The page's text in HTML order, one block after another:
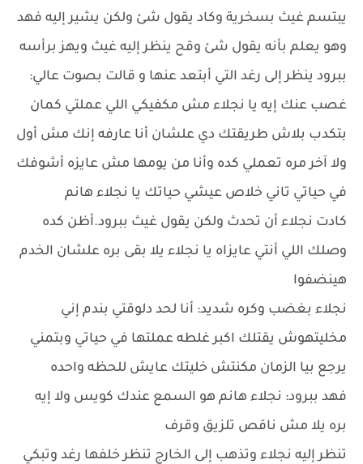
يبتسم غيث بسخرية وكاد يقول شئ ولكن يشير إليه فهد
وهو يعلم بأنه يقول شئ وقح ينظر إليه غيث ويهز برأسه
ببرود ينظر إلى رغد التي أبتعد عنها و قالت بصوت عالي:
غصب عنك إيه يا نجلاء مش مكفيكي اللي عملتي كمان
بتكدب بلاش طريقتك دي علشان أنا عارفه إنك مش أول
ولا آخر مره تعملي كده وأنا من يومها مش عايزه أشوفك
في حياتي تاني خلاص عيشي حياتك يا نجلاء هانم
كادت نجلاء أن تحدث ولكن يقول غيث ببرود.أظن كده
وصلك اللي أنتي عايزاه يا نجلاء يلا بقى بره علشان الخدم
هينضفوا
نجلاء بغضب وكره شديد: أنا لحد دلوقتي بندم إني
مخليتهوش يقتلك اكبر غلطه عملتها في حياتي وبتمني
يرجع بيا الزمان مكنتش خليتك عايش للحظه واحده
فهد ببرود: نجلاء هانم هو السمع عندك كويس ولا إيه
بره يلا مش ناقص تلزيق وقرف
تنظر إليه نجلاء وتذهب إلى الخارج تنظر خلفها رغد وتبكي